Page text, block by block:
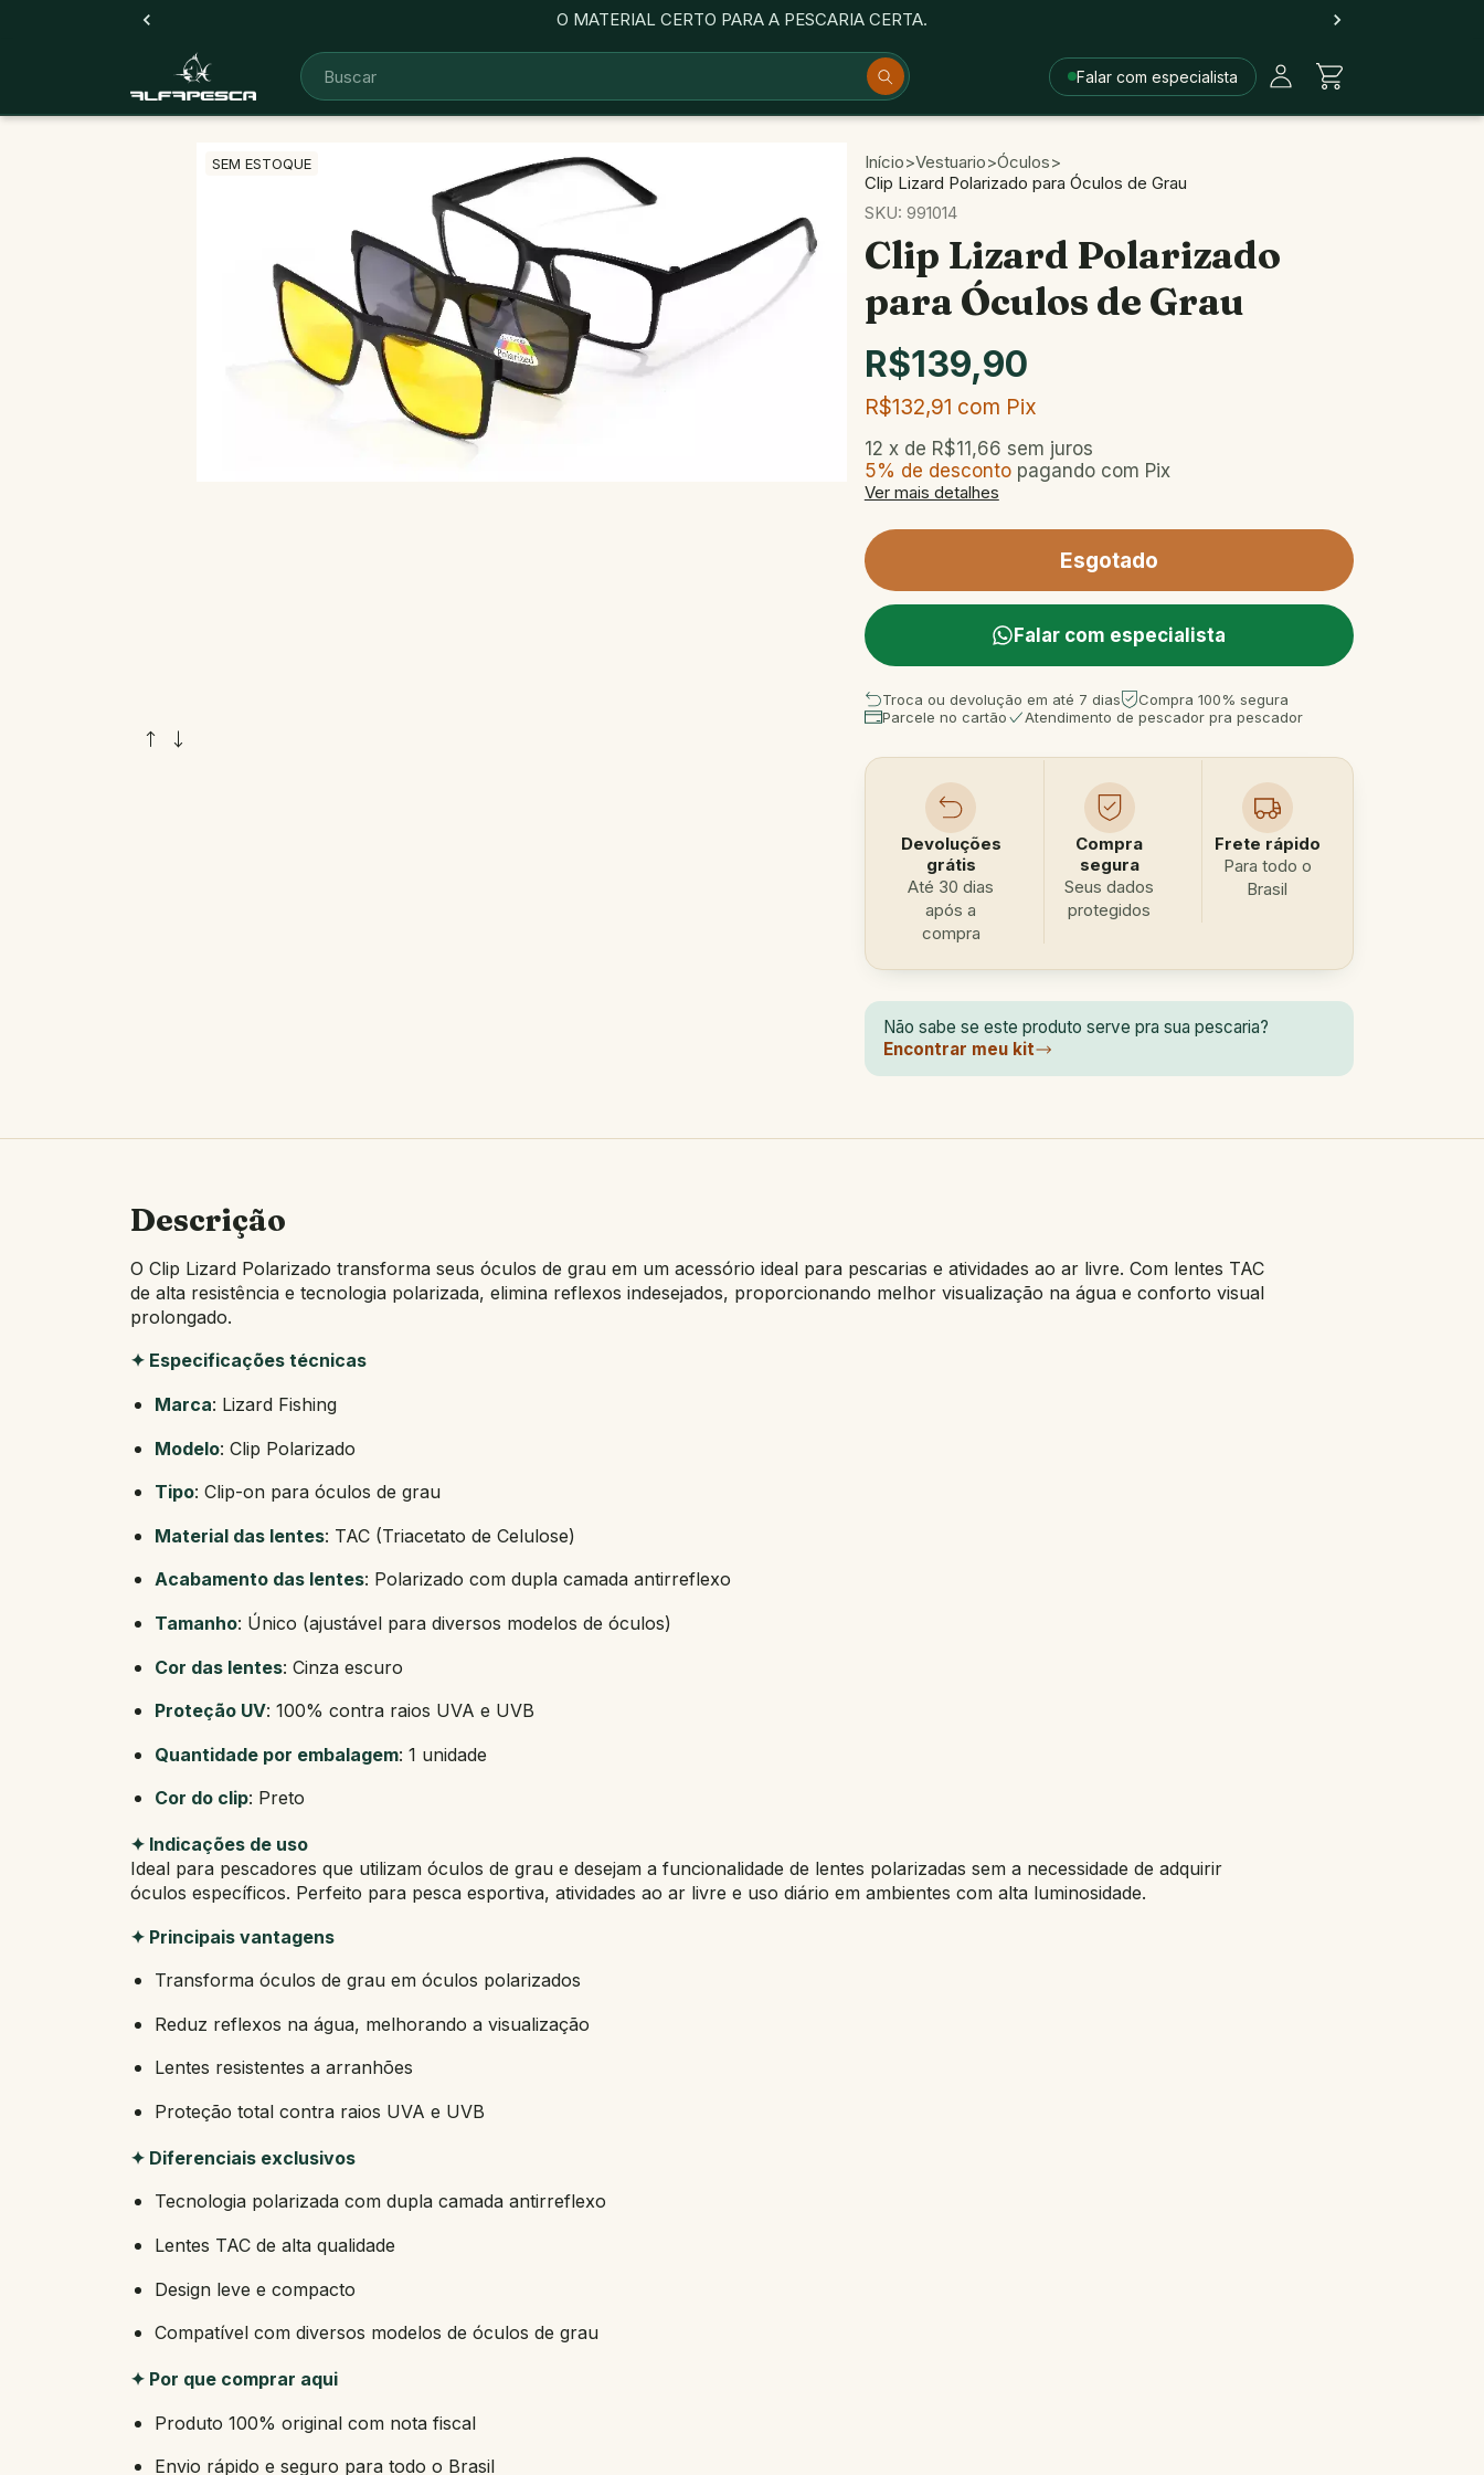
O MATERIAL CERTO PARA A PESCARIA CERTA.
Falar com especialista
SEM ESTOQUE Início>Vestuario>Óculos>
Clip Lizard Polarizado para Óculos de Grau
SKU: 991014
Clip Lizard Polarizado
para Óculos de Grau
R$139,90
R$132,91 com Pix
12 x de R$11,66 sem juros
5% de descontopagando com Pix
Ver mais detalhes
Falar com especialista
Troca ou devolução em até 7 dias
Compra 100% segura
Parcele no cartão
Atendimento de pescador pra pescador
Devoluções
grátis
Até 30 dias
após a
compra
Compra
segura
Seus dados
protegidos
Frete rápido
Para todo o
Brasil
Não sabe se este produto serve pra sua pescaria?
Encontrar meu kit
Descrição
O Clip Lizard Polarizado transforma seus óculos de grau em um acessório ideal para pescarias e atividades ao ar livre. Com lentes TAC
de alta resistência e tecnologia polarizada, elimina reflexos indesejados, proporcionando melhor visualização na água e conforto visual
prolongado.
✦ Especificações técnicas
Marca: Lizard Fishing
Modelo: Clip Polarizado
Tipo: Clip-on para óculos de grau
Material das lentes: TAC (Triacetato de Celulose)
Acabamento das lentes: Polarizado com dupla camada antirreflexo
Tamanho: Único (ajustável para diversos modelos de óculos)
Cor das lentes: Cinza escuro
Proteção UV: 100% contra raios UVA e UVB
Quantidade por embalagem: 1 unidade
Cor do clip: Preto
✦ Indicações de uso
Ideal para pescadores que utilizam óculos de grau e desejam a funcionalidade de lentes polarizadas sem a necessidade de adquirir
óculos específicos. Perfeito para pesca esportiva, atividades ao ar livre e uso diário em ambientes com alta luminosidade.
✦ Principais vantagens
Transforma óculos de grau em óculos polarizados
Reduz reflexos na água, melhorando a visualização
Lentes resistentes a arranhões
Proteção total contra raios UVA e UVB
✦ Diferenciais exclusivos
Tecnologia polarizada com dupla camada antirreflexo
Lentes TAC de alta qualidade
Design leve e compacto
Compatível com diversos modelos de óculos de grau
✦ Por que comprar aqui
Produto 100% original com nota fiscal
Envio rápido e seguro para todo o Brasil